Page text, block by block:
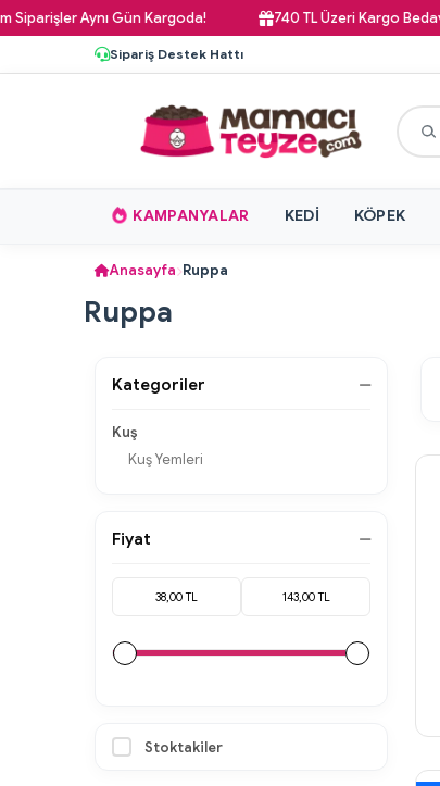
Aynı Gün Kargoda! 740 TL Üzeri Kargo Bedava!
Sipariş Destek Hattı
KAMPANYALAR KEDI KÖPEK
Anasayfa Ruppa
Ruppa
Kategoriler
Kuş
Kuş Yemleri
Fiyat
Stoktakiler